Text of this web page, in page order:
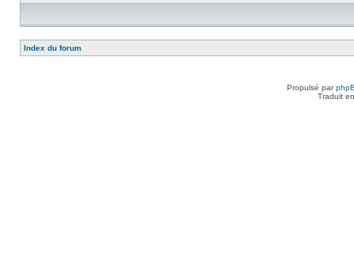
Index du forum
Propulsé par
Traduit